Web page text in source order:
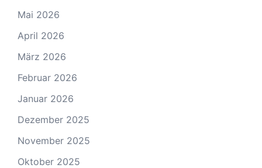
Mai 2026
April 2026
März 2026
Februar 2026
Januar 2026
Dezember 2025
November 2025
Oktober 2025